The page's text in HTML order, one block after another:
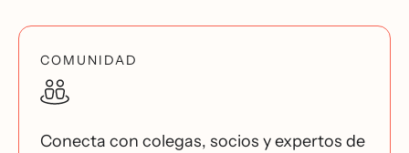
COMUNIDAD
Conecta con colegas, socios y expertos de